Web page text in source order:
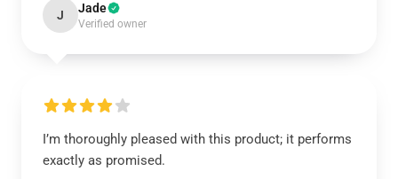
J Jade
Verified owner
I’m thoroughly pleased with this product; it performs
exactly as promised.